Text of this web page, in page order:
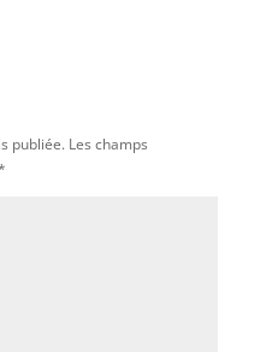
publiée.Les champs